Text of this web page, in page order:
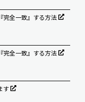
完全一致』する方法
完全一致』する方法
す